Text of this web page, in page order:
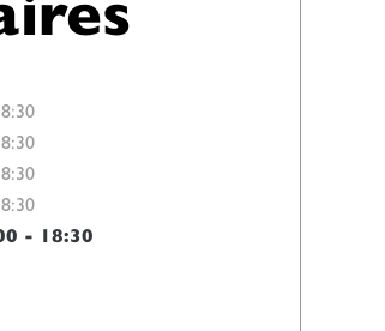
- 18:30